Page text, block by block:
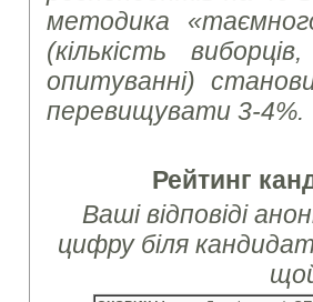
методика
(кількість
опитуванні)
перевищувати 3-4%.
Рейтинг
Ваші відповіді
цифру біля